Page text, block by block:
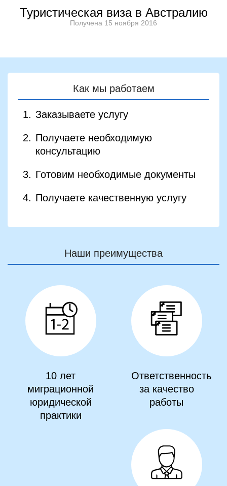
Туристическая виза в Австралию
Получена 15 ноября 2016
Как мы работаем
Заказываете услугу
Получаете необходимую
консультацию
Готовим необходимые документы
Получаете качественную услугу
Наши преимущества
10 лет
миграционной
юридической
практики
Ответственность
за качество
работы